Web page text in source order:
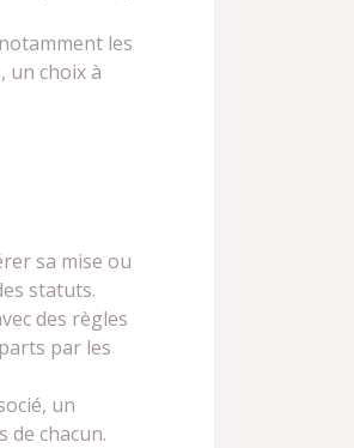
les
un choix à
sa mise ou
statuts.
des règles
par les
un
de chacun.